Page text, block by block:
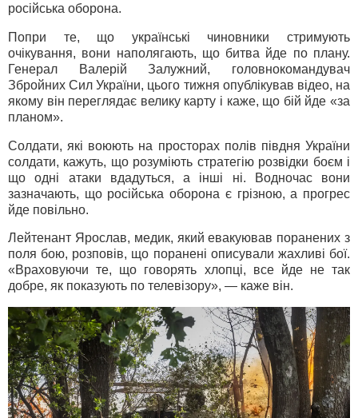
російська оборона.
Попри те, що українські чиновники стримують
очікування, вони наполягають, що битва йде по плану.
Генерал Валерій Залужний, головнокомандувач
Збройних Сил України, цього тижня опублікував відео, на
якому він переглядає велику карту і каже, що бій йде «за
планом».
Солдати, які воюють на просторах полів півдня України
солдати, кажуть, що розуміють стратегію розвідки боєм і
що одні атаки вдадуться, а інші ні. Водночас вони
зазначають, що російська оборона є грізною, а прогрес
йде повільно.
Лейтенант Ярослав, медик, який евакуював поранених з
поля бою, розповів, що поранені описували жахливі бої.
«Враховуючи те, що говорять хлопці, все йде не так
добре, як показують по телевізору», — каже він.